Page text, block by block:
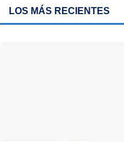
LOS MÁS RECIENTES